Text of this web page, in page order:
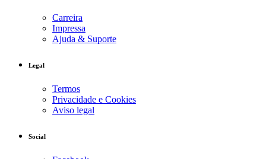
Carreira
Impressa
Ajuda & Suporte
Legal
Termos
Privacidade e Cookies
Aviso legal
Social